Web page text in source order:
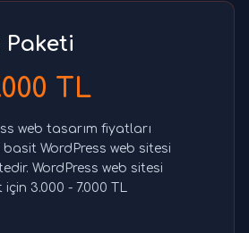
Paketi
TL
web tasarım fiyatları
WordPress web sitesi
WordPress web sitesi
3.000 - 7.000 TL